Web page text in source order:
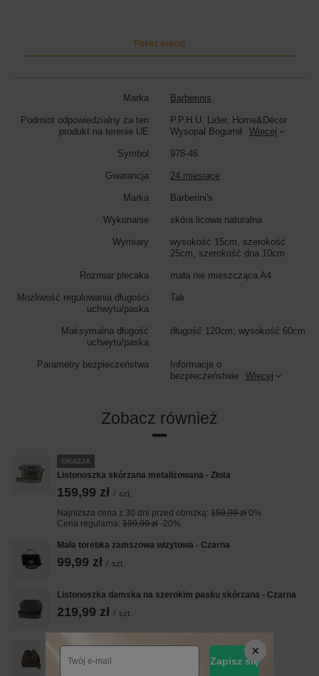
torebka metalizowana przyciąga wzrok efektownym blaskiem,
doskonale sprawdzi się również jako torebka wizytowa.Skorzystaj z
10cm
Pokaż więcej
Marka Barberinis
Podmiot odpowiedzialny za ten
produkt na terenie UE
P.P.H.U. Lider, Home&Décor
Wysopal Bogumił
Więcej
Symbol 978-46
Gwarancja 24 miesiące
Marka Barberini's
Wykonanie skóra licowa naturalna
Wymiary
wysokość 15cm, szerokość
25cm, szerokość dna 10cm
Rozmiar plecaka mała nie mieszcząca A4
Możliwość regulowania długości
uchwytu/paska
Tak
Maksymalna długość
uchwytu/paska
długość 120cm; wysokość 60cm
Parametry bezpieczeństwa
Informacje o
bezpieczeństwie
Więcej
Zobacz również
OKAZJA
Listonoszka skórzana metalizowana - Złota
159,99 zł / szt.
Najniższa cena z 30 dni przed obniżką: 159,99 zł 0%
Cena regularna: 199,99 zł -20%
Mała torebka zamszowa wizytowa - Czarna
99,99 zł / szt.
Listonoszka damska na szerokim pasku skórzana - Czarna
219,99 zł / szt.
Torebka skórzana / mini worek - Beżowa ciemna
199,99 zł Zapisz się